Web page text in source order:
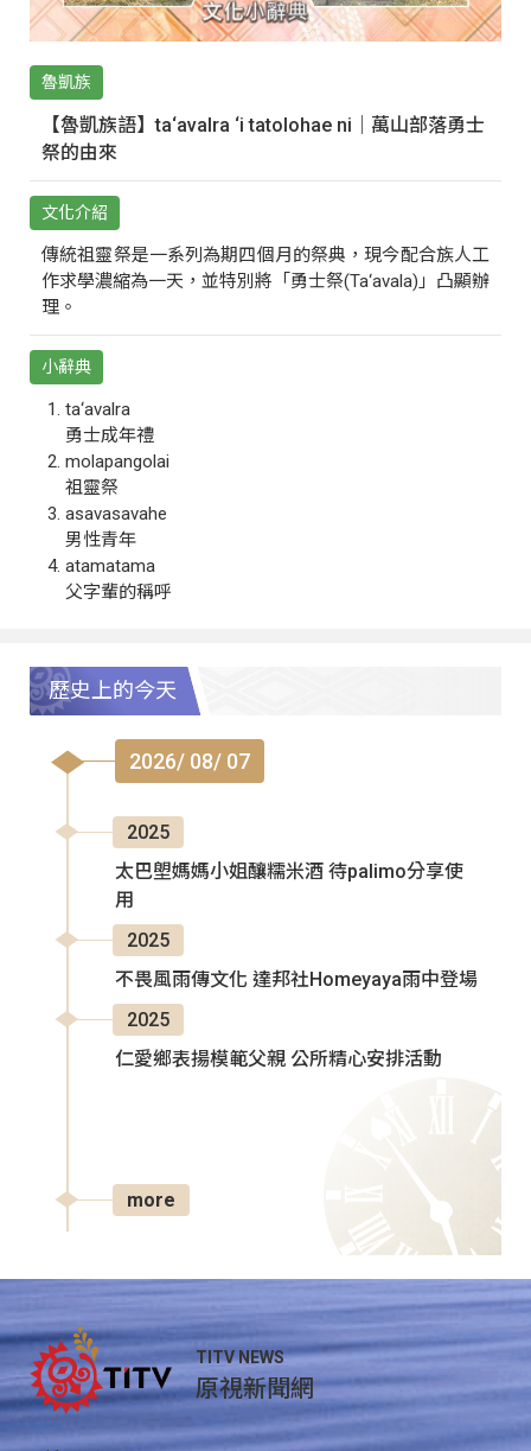
魯凱族
【魯凱族語】ta‘avalra ‘i tatolohae ni｜萬山部落勇士
祭的由來
文化介紹
傳統祖靈祭是一系列為期四個月的祭典，現今配合族人工
作求學濃縮為一天，並特別將「勇士祭(Ta‘avala)」凸顯辦
理。
小辭典
ta‘avalra
勇士成年禮
molapangolai
祖靈祭
asavasavahe
男性青年
atamatama
父字輩的稱呼
歷史上的今天
2026/ 08/ 07
2025
太巴塱媽媽小姐釀糯米酒 待palimo分享使
用
2025
不畏風雨傳文化 達邦社Homeyaya雨中登場
2025
仁愛鄉表揚模範父親 公所精心安排活動
more
TITV NEWS
原視新聞網